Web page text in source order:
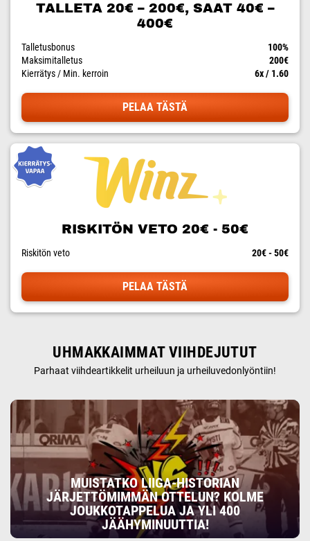
TALLETA 20€ – 200€, SAAT 40€ –
400€
Talletusbonus
100%
Maksimitalletus
200€
Kierrätys / Min. kerroin
6x / 1.60
PELAA TÄSTÄ
RISKITÖN VETO 20€ - 50€
Riskitön veto 20€ - 50€
PELAA TÄSTÄ
UHMAKKAIMMAT VIIHDEJUTUT
Parhaat viihdeartikkelit urheiluun ja urheiluvedonlyöntiin!
MUISTATKO LIIGA-HISTORIAN
JÄRJETTÖMIMMÄN OTTELUN? KOLME
JOUKKOTAPPELUA JA YLI 400
JÄÄHYMINUUTTIA!